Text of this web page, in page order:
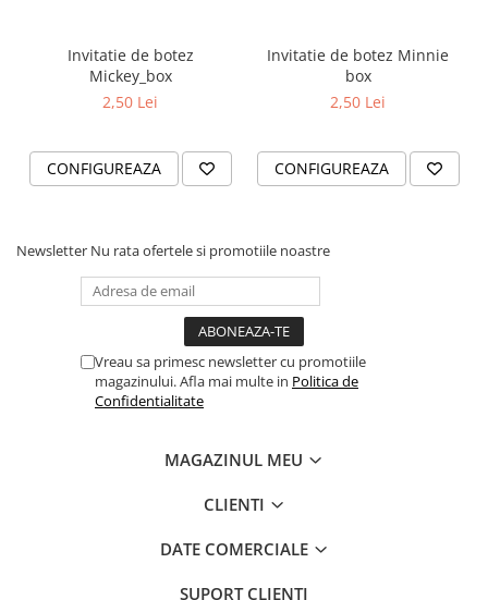
Invitatie de botez
Mickey_box
2,50 Lei
CONFIGUREAZA
Invitatie de botez Minnie
box
2,50 Lei
CONFIGUREAZA
Newsletter Nu rata ofertele si promotiile noastre
Vreau sa primesc newsletter cu promotiile
magazinului. Afla mai multe in Politica de
Confidentialitate
MAGAZINUL MEU
CLIENTI
DATE COMERCIALE
SUPORT CLIENTI